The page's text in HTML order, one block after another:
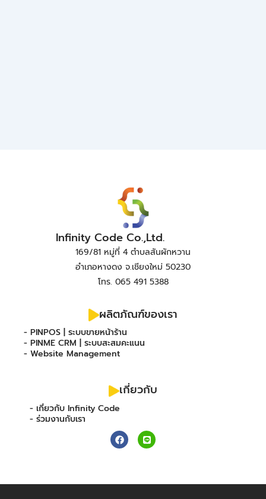
Infinity Code Co.,Ltd.
169/81 หมู่ที่ 4 ตำบลสันผักหวาน
อำเภอหางดง จ.เชียงใหม่ 50230
โทร. 065 491 5388
ผลิตภัณฑ์ของเรา
- PINPOS | ระบบขายหน้าร้าน
- PINME CRM | ระบบสะสมคะแนน
- Website Management
เกี่ยวกับ
- เกี่ยวกับ Infinity Code
- ร่วมงานกับเรา
F
a
c
o
L
i
n